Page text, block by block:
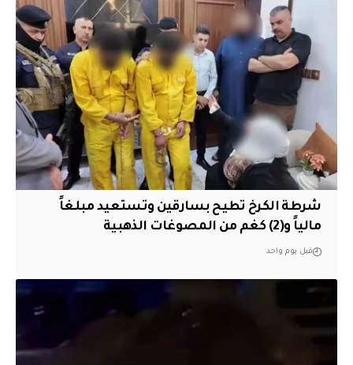
شرطة الكرخ تطيح بسارقين وتستعيد مبلغاً
مالياً و(2) كغم من المصوغات الذهبية
قبل يوم واحد